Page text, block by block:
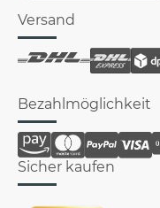
Versand
Bezahlmöglichkeit
Sicher kaufen